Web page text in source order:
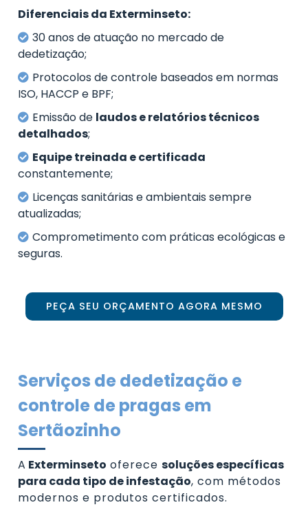
Diferenciais da Exterminseto:
30 anos de atuação no mercado de
dedetização;
Protocolos de controle baseados em normas
ISO, HACCP e BPF;
Emissão de laudos e relatórios técnicos
detalhados;
Equipe treinada e certificada
constantemente;
Licenças sanitárias e ambientais sempre
atualizadas;
Comprometimento com práticas ecológicas e
seguras.
PEÇA SEU ORÇAMENTO AGORA MESMO
Serviços de dedetização e
controle de pragas em
Sertãozinho
A Exterminseto oferece soluções específicas
para cada tipo de infestação, com métodos
modernos e produtos certificados.